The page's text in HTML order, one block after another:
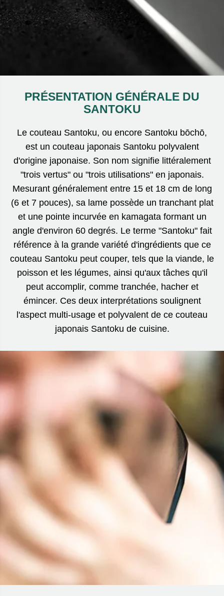
PRÉSENTATION GÉNÉRALE DU
SANTOKU
Le couteau Santoku, ou encore Santoku bōchō,
est un couteau japonais Santoku polyvalent
d'origine japonaise. Son nom signifie littéralement
"trois vertus" ou "trois utilisations" en japonais.
Mesurant généralement entre 15 et 18 cm de long
(6 et 7 pouces), sa lame possède un tranchant plat
et une pointe incurvée en kamagata formant un
angle d'environ 60 degrés. Le terme "Santoku" fait
référence à la grande variété d'ingrédients que ce
couteau Santoku peut couper, tels que la viande, le
poisson et les légumes, ainsi qu'aux tâches qu'il
peut accomplir, comme tranchée, hacher et
émincer. Ces deux interprétations soulignent
l'aspect multi-usage et polyvalent de ce couteau
japonais Santoku de cuisine.